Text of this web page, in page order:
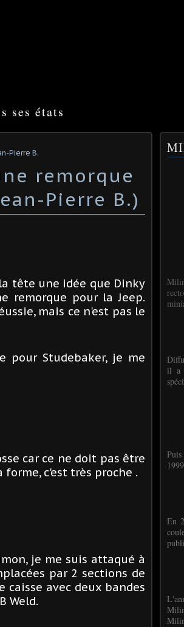
ses états
Pierre B.
remorque
Pierre B.)
tête une idée que Dinky
remorque pour la Jeep.
mais ce n'est pas le
pour Studebaker, je me
car ce ne doit pas être
c'est très proche .
je me suis attaqué à
par 2 sections de
avec deux bandes
Weld.
il a
En